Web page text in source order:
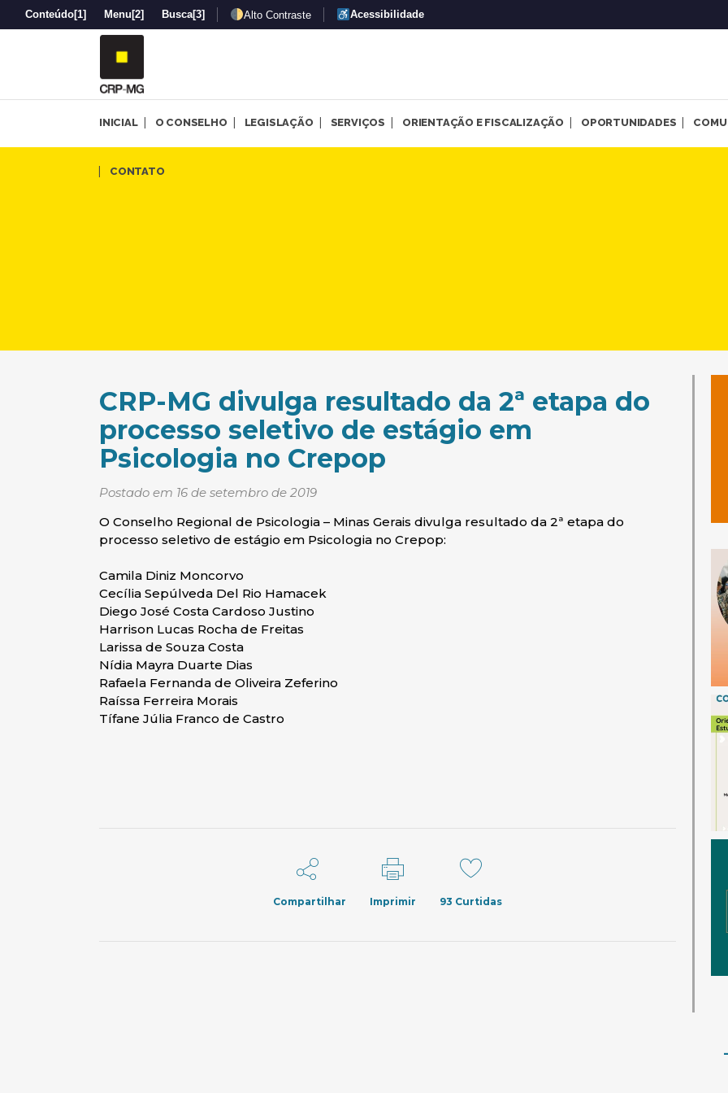
Conteúdo[1] Menu [2] Busca[3] Alto Contraste Acessibilidade
INICIAL O CONSELHO LEGISLAÇÃO SERVIÇOS ORIENTAÇÃO E FISCALIZAÇÃO OPORTUNIDADES
CONTATO
CRP-MG divulga resultado da 2ª etapa do processo
CRP-MG divulga resultado da 2ª etapa do
processo seletivo de estágio em
Psicologia no Crepop
Postado em 16 de setembro de 2019
O Conselho Regional de Psicologia – Minas Gerais divulga resultado da 2ª etapa do
processo seletivo de estágio em Psicologia no Crepop:
Camila Diniz Moncorvo
Cecília Sepúlveda Del Rio Hamacek
Diego José Costa Cardoso Justino
Harrison Lucas Rocha de Freitas
Larissa de Souza Costa
Nídia Mayra Duarte Dias
Rafaela Fernanda de Oliveira Zeferino
Raíssa Ferreira Morais
Tífane Júlia Franco de Castro
Compartilhar Imprimir 93 Curtidas